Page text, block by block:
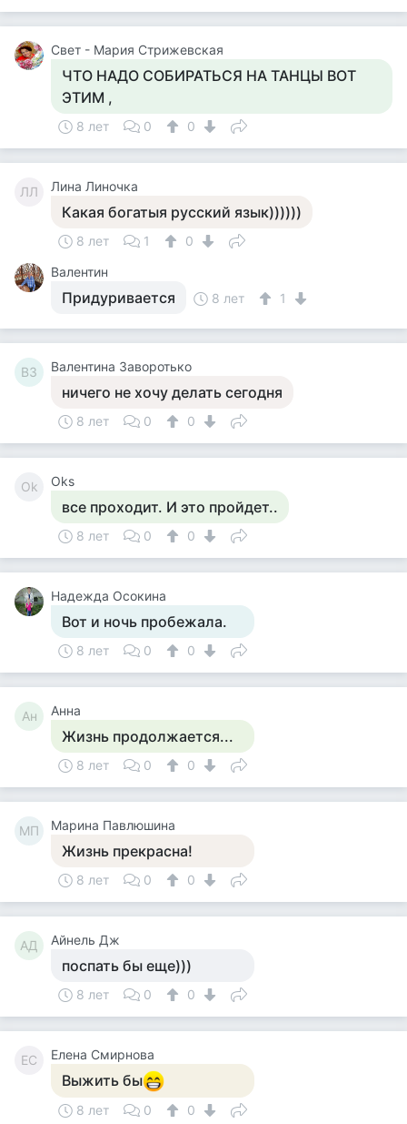
Свет - Мария Стрижевская
ЧТО НАДО СОБИРАТЬСЯ НА ТАНЦЫ ВОТ
ЭТИМ ,
8 лет 0 0
ЛЛ Лина Линочка
Какая богатыя русский язык))))))
8 лет 1
0
Валентин
Придуривается 8 лет 1
ВЗ Валентина Заворотько
ничего не хочу делать сегодня
8 лет 0 0
Оk Оks
все проходит. И это пройдет..
8 лет 0 0
Надежда Осокина
Вот и ночь пробежала.
8 лет 0 0
Ан Анна
Жизнь продолжается...
8 лет 0 0
МП Марина Павлюшина
Жизнь прекрасна!
8 лет 0 0
АД Айнель Дж
поспать бы еще)))
8 лет 0 0
ЕС Елена Смирнова
Выжить бы
8 лет 0 0